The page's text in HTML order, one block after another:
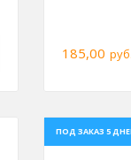
185,00 руб.
ПОД ЗАКАЗ 5